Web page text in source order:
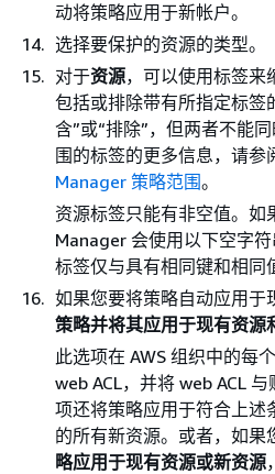
动将策略应用于新帐户。
选择要保护的资源的类型。
对于资源，可以使用标签来
包括或排除带有所指定标签
含”或“排除”，但两者不能
围的标签的更多信息，请参
Manager 策略范围。
资源标签只能有非空值。
Manager 会使用以下空字
标签仅与具有相同键和相同
如果您要将策略自动应用于
策略并将其应用于现有资源
此选项在 AWS 组织中的每
web ACL，并将 web ACL
项还将策略应用于符合上述
的所有新资源。或者，如果
略应用于现有资源或新资源